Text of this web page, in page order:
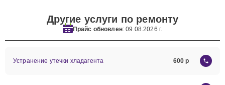
Другие услуги по ремонту
Прайс обновлен: 09.08.2026 г.
Устранение утечки хладагента 600